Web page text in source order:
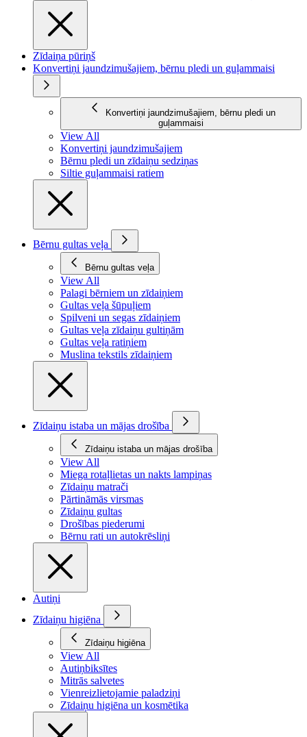
Zīdaiņa pūriņš
Konvertiņi jaundzimušajiem, bērnu pledi un guļammaisi
Konvertiņi jaundzimušajiem, bērnu pledi un
guļammaisi
View All
Konvertiņi jaundzimušajiem
Bērnu pledi un zīdaiņu sedziņas
Siltie guļammaisi ratiem
Bērnu gultas veļa
Bērnu gultas veļa
View All
Palagi bērniem un zīdaiņiem
Gultas veļa šūpuļiem
Spilveni un segas zīdaiņiem
Gultas veļa zīdaiņu gultiņām
Gultas veļa ratiņiem
Muslina tekstils zīdaiņiem
Zīdaiņu istaba un mājas drošība
Zīdaiņu istaba un mājas drošība
View All
Miega rotaļlietas un nakts lampiņas
Zīdaiņu matrači
Pārtināmās virsmas
Zīdaiņu gultas
Drošības piederumi
Bērnu rati un autokrēsliņi
Autiņi
Zīdaiņu higiēna
Zīdaiņu higiēna
View All
Autiņbiksītes
Mitrās salvetes
Vienreizlietojamie paladziņi
Zīdaiņu higiēna un kosmētika